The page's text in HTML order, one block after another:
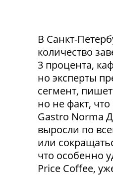
В Санкт-
количество
3 процента,
но эксперты
сегмент,
но не факт,
Gastro Norma
выросли по
или
что особенно
Price Coffee,